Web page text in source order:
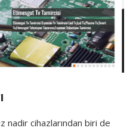
nadir cihazlarından biri de